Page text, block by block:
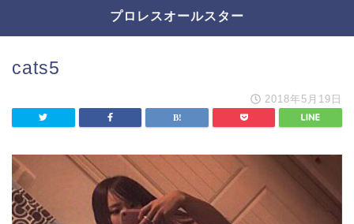
プロレスオールスター
cats5
2018年5月19日